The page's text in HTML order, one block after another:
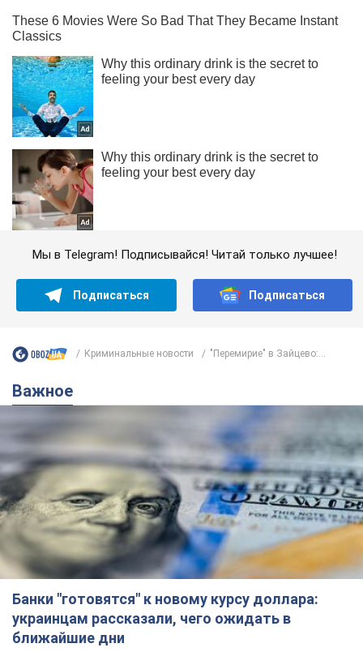
Мы в Telegram! Подписывайся! Читай только лучшее!
Подписаться Подписаться
Криминальные новости "Перемирие" в Зайцево:...
Важное
Банки "готовятся" к новому курсу доллара:
украинцам рассказали, чего ожидать в
ближайшие дни